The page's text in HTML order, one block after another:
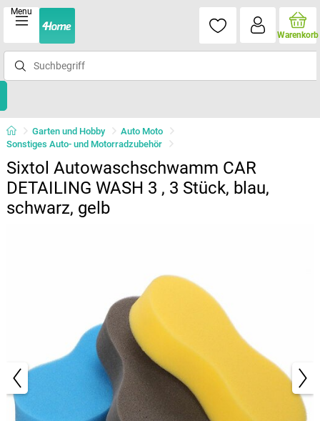
Menu
Warenkorb
Garten und Hobby
Auto Moto
Sonstiges Auto- und Motorradzubehör
Sixtol Autowaschschwamm CAR
DETAILING WASH 3 , 3 Stück, blau,
schwarz, gelb